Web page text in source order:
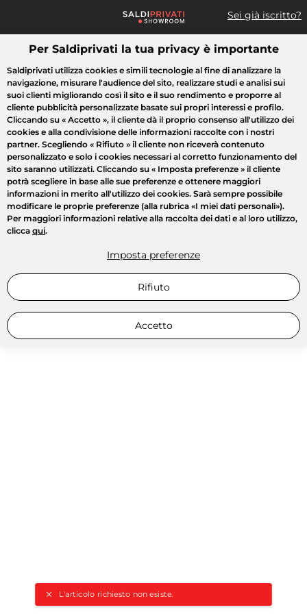
Sei già iscritto?
Cosa cerchi?
L'articolo richiesto non esiste.
Tutte le vendite Moda Casa Bellezza Elettrodomestici
Per Saldiprivati la tua privacy è importante
Saldiprivati utilizza cookies e simili tecnologie al fine di analizzare la
navigazione, misurare l'audience del sito, realizzare studi e analisi sui
suoi clienti migliorando così il sito e il suo rendimento e proporre al
cliente pubblicità personalizzate basate sui propri interessi e profilo.
Cliccando su « Accetto », il cliente dà il proprio consenso all'utilizzo dei
cookies e alla condivisione delle informazioni raccolte con i nostri
partner. Scegliendo « Rifiuto » il cliente non riceverà contenuto
personalizzato e solo i cookies necessari al corretto funzionamento del
sito saranno utilizzati. Cliccando su « Imposta preferenze » il cliente
potrà scegliere in base alle sue preferenze e ottenere maggiori
informazioni in merito all'utilizzo dei cookies. Sarà sempre possibile
modificare le proprie preferenze (alla rubrica «I miei dati personali»).
Per maggiori informazioni relative alla raccolta dei dati e al loro utilizzo,
clicca qui.
Imposta preferenze
Rifiuto
Accetto